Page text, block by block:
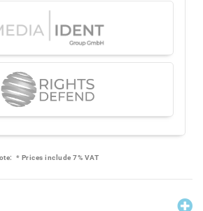
* Prices include 7% VAT